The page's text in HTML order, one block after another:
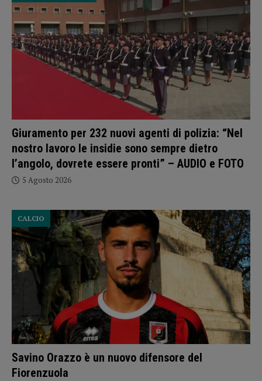
Giuramento per 232 nuovi agenti di polizia: “Nel
nostro lavoro le insidie sono sempre dietro
l’angolo, dovrete essere pronti” – AUDIO e FOTO
5 Agosto 2026
Savino Orazzo è un nuovo difensore del
Fiorenzuola
CALCIO